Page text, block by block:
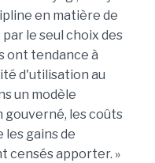
en matière de
le seul choix des
ont tendance à
d'utilisation au
un modèle
les coûts
gains de
censés apporter. »